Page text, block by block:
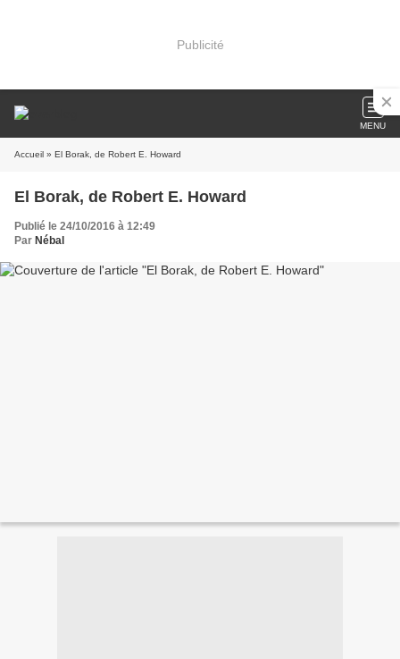
Publicité
MENU
Accueil » El Borak, de Robert E. Howard
El Borak, de Robert E. Howard
Publié le 24/10/2016 à 12:49
Par Nébal